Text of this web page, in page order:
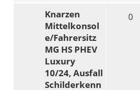
Knarzen
Mittelkonsol
e/Fahrersitz
MG HS PHEV
Luxury
10/24, Ausfall
Schilderkenn
0